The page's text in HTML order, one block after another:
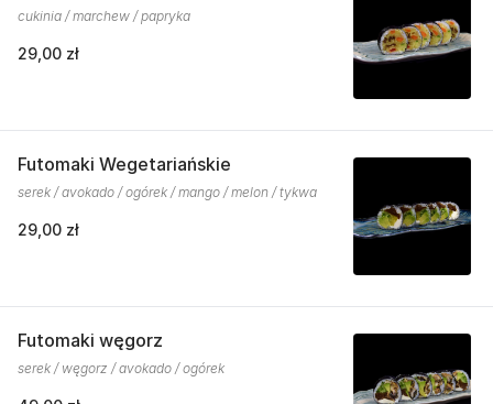
cukinia / marchew / papryka
29,00 zł
Futomaki Wegetariańskie
serek / avokado / ogórek / mango / melon / tykwa
29,00 zł
Futomaki węgorz
serek / węgorz / avokado / ogórek